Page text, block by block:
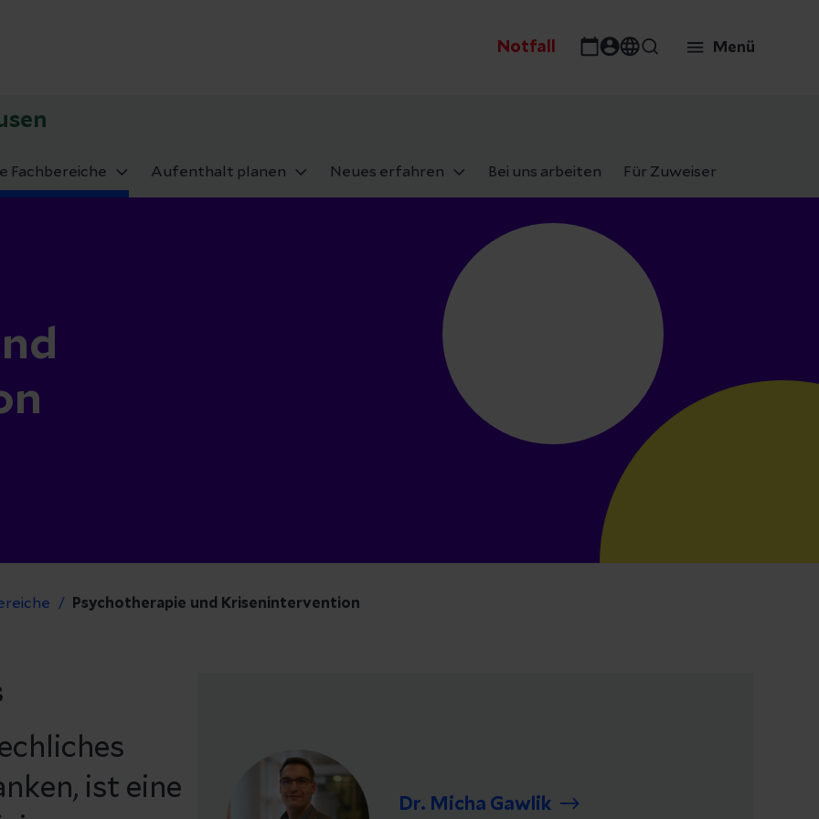
Notfall Menü
Fachbereiche Aufenthalt planen Neues erfahren Bei uns arbeiten Für Zuweiser
Psychotherapie und Krisenintervention
ist eine
Dr. Micha Gawlik